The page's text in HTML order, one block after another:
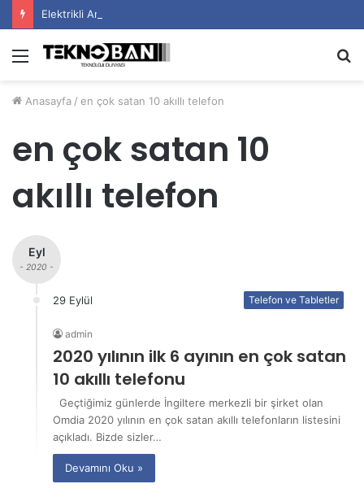
Elektrikli Araç Bataryalarının Ömrü Nasıl Uzatılır?
Menü
Anasayfa / en çok satan 10 akıllı telefon
en çok satan 10
akıllı telefon
Eyl
- 2020 -
29 Eylül Telefon ve Tabletler
admin
2020 yılının ilk 6 ayının en çok satan
10 akıllı telefonu
Geçtiğimiz günlerde İngiltere merkezli bir şirket olan
Omdia 2020 yılının en çok satan akıllı telefonların listesini
açıkladı. Bizde sizler…
Devamını Oku »